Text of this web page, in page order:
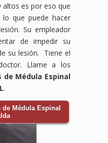
altos es por eso que
que puede hacer
Su empleador
de impedir su
su lesión. Tiene el
Llame a los
de Médula Espinal
.
Médula Espinal